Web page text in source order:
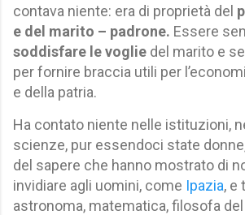
contava niente: era di proprietà del
e del marito – padrone. Essere
soddisfare le voglie del marito e
per fornire braccia utili per
e della patria.
Ha contato niente nelle istituzioni,
scienze, pur essendoci state
del sapere che hanno mostrato di
invidiare agli uomini, come Ipazia, e
astronoma, matematica, filosofa del